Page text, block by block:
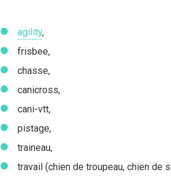
agility,
frisbee,
chasse,
canicross,
cani-vtt,
pistage,
traineau,
travail (chien de troupeau, chien de